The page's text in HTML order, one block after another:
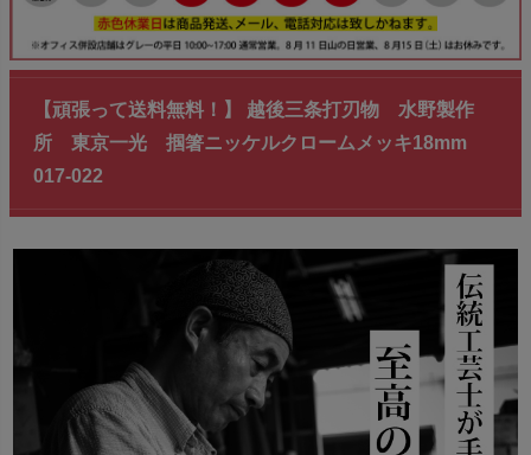
【頑張って送料無料！】 越後三条打刃物 水野製作
所 東京一光 掴箸ニッケルクロームメッキ18mm
017-022